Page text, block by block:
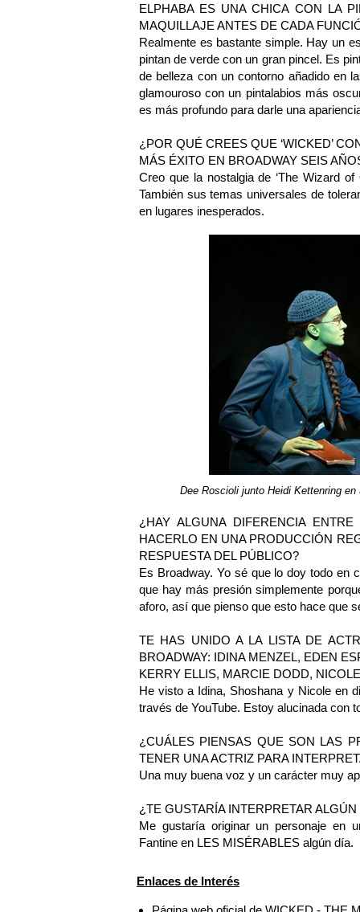
ELPHABA ES UNA CHICA CON LA
MAQUILLAJE ANTES DE CADA
Realmente es bastante simple. Hay un
pintan de verde con un gran pincel. Es
de belleza con un contorno añadido en
glamouroso con un pintalabios más
es más profundo para darle una
¿POR QUÉ CREES QUE ‘WICKED’
MÁS ÉXITO EN BROADWAY SEIS
Creo que la nostalgia de ‘The Wizard
También sus temas universales de
en lugares inesperados.
Dee Roscioli junto Heidi Kettenring en
¿HAY ALGUNA DIFERENCIA
HACERLO EN UNA PRODUCCIÓN
RESPUESTA DEL PÚBLICO?
Es Broadway. Yo sé que lo doy todo en
que hay más presión simplemente
aforo, así que pienso que esto hace que
TE HAS UNIDO A LA LISTA DE
BROADWAY: IDINA MENZEL, EDEN
KERRY ELLIS, MARCIE DODD,
He visto a Idina, Shoshana y Nicole en
través de YouTube. Estoy alucinada con
¿CUÁLES PIENSAS QUE SON LAS
TENER UNA ACTRIZ PARA
Una muy buena voz y un carácter muy
¿TE GUSTARÍA INTERPRETAR
Me gustaría originar un personaje en
Fantine en LES MISÉRABLES algún día.
Enlaces de Interés